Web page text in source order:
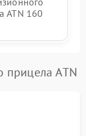
ATN 160
прицела ATN